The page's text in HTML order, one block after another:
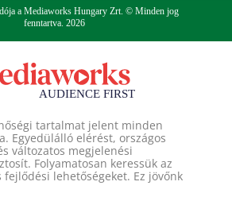
a Mediaworks Hungary Zrt. © Minden jog
fenntartva. 2026
tartalmat jelent minden
Egyedülálló elérést, országos
változatos megjelenési
Folyamatosan keressük az
fejlődési lehetőségeket. Ez jövőnk